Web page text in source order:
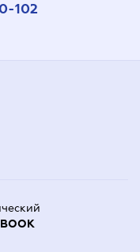
102